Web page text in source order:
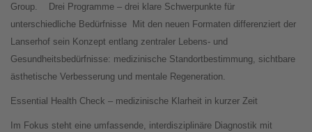
Group.
Drei Programme – drei klare Schwerpunkte für
unterschiedliche Bedürfnisse
Mit den neuen Formaten differenziert der
Lanserhof sein Konzept entlang zentraler Lebens- und
Gesundheitsbedürfnisse: medizinische Standortbestimmung, sichtbare
ästhetische Verbesserung und mentale Regeneration.
Essential Health Check – medizinische Klarheit in kurzer Zeit
Im Fokus steht eine umfassende, interdisziplinäre Diagnostik mit